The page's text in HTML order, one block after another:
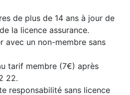
de plus de 14 ans à jour de
la licence assurance.
un non-membre sans
tarif membre (7€) après
22.
responsabilité sans licence